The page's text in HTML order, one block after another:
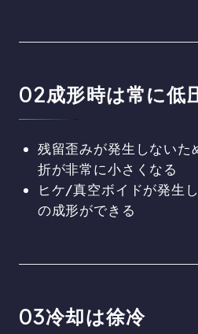
成形時は常に低
残留歪みが発生しないた
折が非常に小さくなる
ヒケ/真空ボイドが発生
の成形ができる
冷却は徐冷